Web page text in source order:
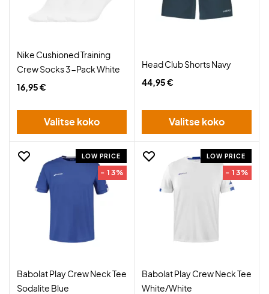
Nike Cushioned Training
Crew Socks 3-Pack White
16,95 €
Valitse koko
Head Club Shorts Navy
44,95 €
Valitse koko
LOW PRICE
- 13%
Babolat Play Crew Neck Tee
Sodalite Blue
LOW PRICE
- 13%
Babolat Play Crew Neck Tee
White/White